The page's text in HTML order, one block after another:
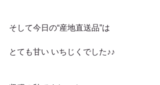
そして今日の“産地直送品”は
とても甘い いちじくでした♪♪